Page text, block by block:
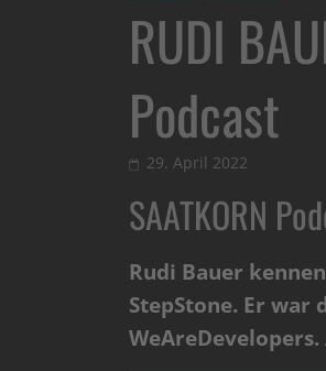
RUDI
Podcast
29. April 2022
SAATKORN
Rudi Bauer
StepStone. Er